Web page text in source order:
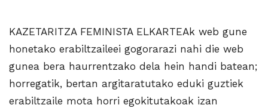
KAZETARITZA FEMINISTA ELKARTEAk web gune
honetako erabiltzaileei gogorarazi nahi die web
gunea bera haurrentzako dela hein handi batean;
horregatik, bertan argitaratutako eduki guztiek
erabiltzaile mota horri egokitutakoak izan